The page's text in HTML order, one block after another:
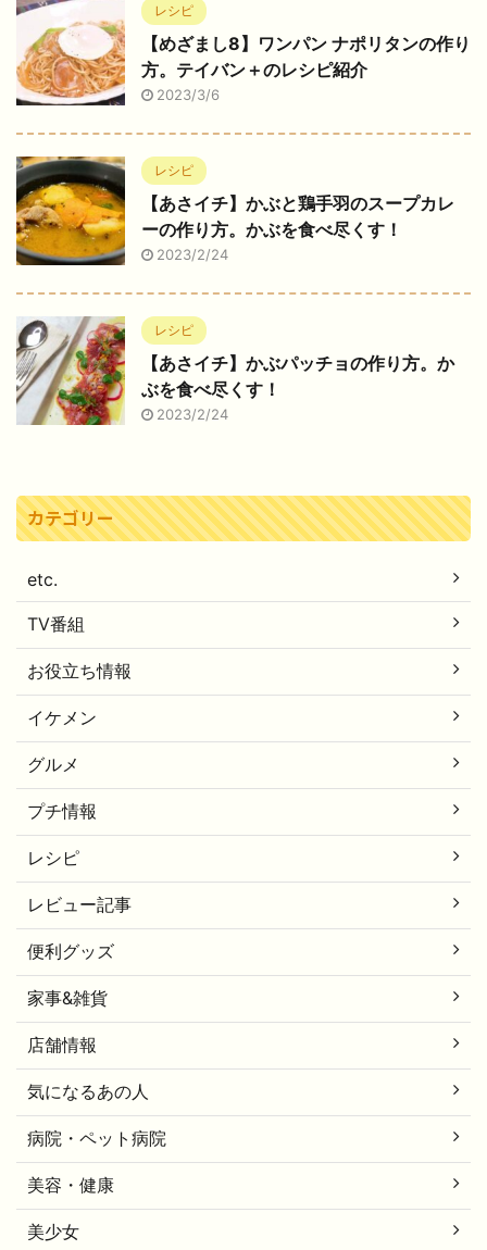
レシピ
【めざまし8】ワンパン ナポリタンの作り
方。テイバン＋のレシピ紹介
2023/3/6
レシピ
【あさイチ】かぶと鶏手羽のスープカレ
ーの作り方。かぶを食べ尽くす！
2023/2/24
レシピ
【あさイチ】かぶパッチョの作り方。か
ぶを食べ尽くす！
2023/2/24
カテゴリー
etc.
TV番組
お役立ち情報
イケメン
グルメ
プチ情報
レシピ
レビュー記事
便利グッズ
家事&雑貨
店舗情報
気になるあの人
病院・ペット病院
美容・健康
美少女